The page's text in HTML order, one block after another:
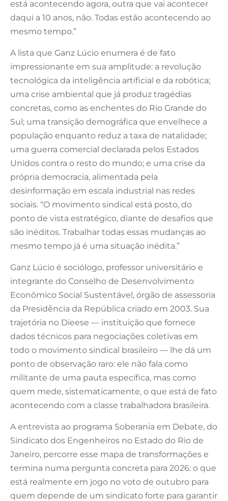
está acontecendo agora, outra que vai acontecer
daqui a 10 anos, não. Todas estão acontecendo ao
mesmo tempo.”
A lista que Ganz Lúcio enumera é de fato
impressionante em sua amplitude: a revolução
tecnológica da inteligência artificial e da robótica;
uma crise ambiental que já produz tragédias
concretas, como as enchentes do Rio Grande do
Sul; uma transição demográfica que envelhece a
população enquanto reduz a taxa de natalidade;
uma guerra comercial declarada pelos Estados
Unidos contra o resto do mundo; e uma crise da
própria democracia, alimentada pela
desinformação em escala industrial nas redes
sociais. “O movimento sindical está posto, do
ponto de vista estratégico, diante de desafios que
são inéditos. Trabalhar todas essas mudanças ao
mesmo tempo já é uma situação inédita.”
Ganz Lúcio é sociólogo, professor universitário e
integrante do Conselho de Desenvolvimento
Econômico Social Sustentável, órgão de assessoria
da Presidência da República criado em 2003. Sua
trajetória no Dieese — instituição que fornece
dados técnicos para negociações coletivas em
todo o movimento sindical brasileiro — lhe dá um
ponto de observação raro: ele não fala como
militante de uma pauta específica, mas como
quem mede, sistematicamente, o que está de fato
acontecendo com a classe trabalhadora brasileira.
A entrevista ao programa Soberania em Debate, do
Sindicato dos Engenheiros no Estado do Rio de
Janeiro, percorre esse mapa de transformações e
termina numa pergunta concreta para 2026: o que
está realmente em jogo no voto de outubro para
quem depende de um sindicato forte para garantir